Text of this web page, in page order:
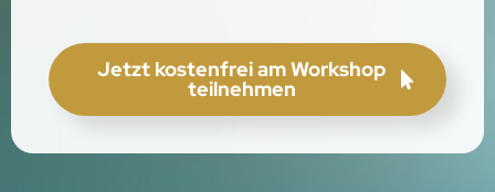
Jetzt kostenfrei am Workshop
teilnehmen